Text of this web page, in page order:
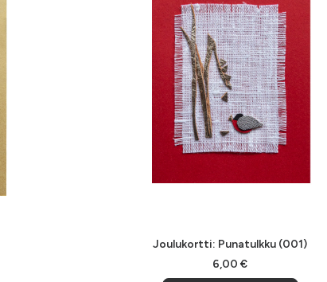
LISÄÄ OSTOSKORIIN
Joulukortti: Punatulkku (001)
6,00 €